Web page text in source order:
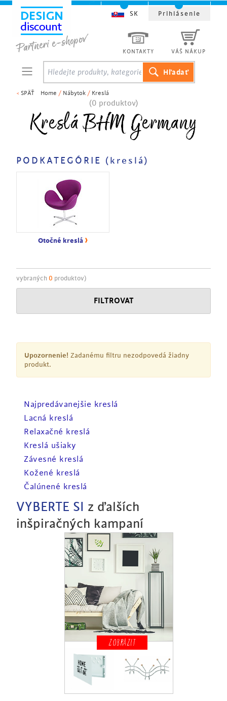
< SPÄŤ Home / Nábytok / Kreslá
(0 produktov)
Kreslá BHM Germany
PODKATEGÓRIE (kreslá)
Otočné kreslá ›
vybraných 0 produktov)
FILTROVAT
Upozornenie! Zadanému filtru nezodpovedá žiadny
produkt.
Najpredávanejšie kreslá
Lacná kreslá
Relaxačné kreslá
Kreslá ušiaky
Závesné kreslá
Kožené kreslá
Čalúnené kreslá
VYBERTE SI
z ďalších
inšpiračných kampaní
ZOBRAZIT
KONTAKTY VÁŠ NÁKUP
SK Prihlásenie